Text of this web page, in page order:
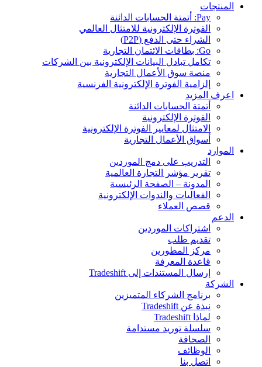
المنتجات
Pay: أتمتة الحسابات الدائنة
الفوترة الإلكترونية للامتثال العالمي
الشراء حتى الدفع (P2P)
Go: بطاقات الائتمان التجارية
تكامل تبادل البيانات الإلكترونية بين الشركات
منصة سوق الأعمال التجارية
إلزامية الفوترة الإلكترونية الفرنسية
اعرف المزيد
أتمتة الحسابات الدائنة
الفوترة الإلكترونية
الامتثال لمعايير الفوترة الإلكترونية
أسواق الأعمال التجارية
الموارد
التدريب على دمج الموردين
تقرير مؤشر التجارة العالمية
المدونة – الصفحة الرئيسية
الفعاليات والندوات الإلكترونية
قصص العملاء
الدعم
اشتراكات الموردين
تقديم طلب
مركز المطورين
قاعدة المعرفة
إرسال المستندات إلى Tradeshift
الشركة
برنامج الشركاء المتميزين
نبذة عن Tradeshift
لماذا Tradeshift
سلسلة توريد مستدامة
الصحافة
الوظائف
اتصل بنا